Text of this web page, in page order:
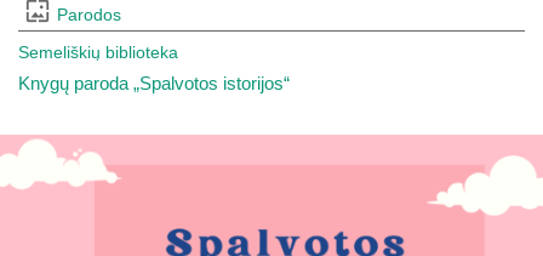
Parodos
Semeliškių biblioteka
Knygų paroda „Spalvotos istorijos“